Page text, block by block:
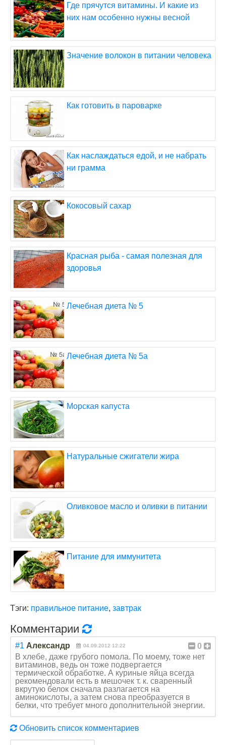
Где прячутся витамины. И какие из
них нам особенно нужны весной
Значение волокон в питании человека
Как готовить в пароварке
Как наслаждаться едой, и не набрать
ни грамма
Кокосовый сахар
Красная рыба - самая полезная для
здоровья
Лечебная диета № 5
Лечебная диета № 5а
Морская капуста
Натуральные сжигатели жира
Оливковое масло и оливки в питании
Питание для иммунитета
Тэги: правильное питание, завтрак
Комментарии
0
#1 Александр 04.09.2012 12:22
В хлебе, даже грубого помола. По моему, тоже нет
витаминов, ведь он тоже подвергается
термической обработке. А куриные яйца всегда
рекомендовали есть в мешочек т. к. сваренный
вкрутую белок сначала разлагается на
аминокислоты, а затем снова преобразуется в
белки, что требует много дополнительной энергии.
Обновить список комментариев